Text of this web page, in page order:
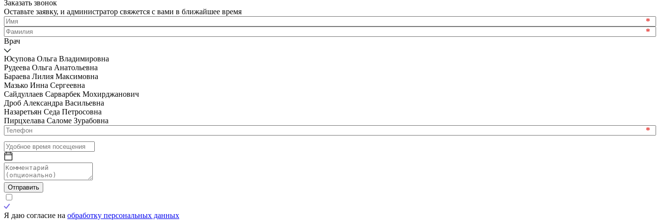
Заказать звонок
Оставьте заявку, и администратор свяжется с вами в ближайшее время
*
*
Врач
Юсупова Ольга Владимировна
Рудеева Ольга Анатольевна
Бараева Лилия Максимовна
Мазько Инна Сергеевна
Сайдуллаев Сарварбек Мохирджанович
Дроб Александра Васильевна
Назаретьян Седа Петросовна
Пирцхелава Саломе Зурабовна
*
Отправить
Я даю согласие на обработку персональных данных